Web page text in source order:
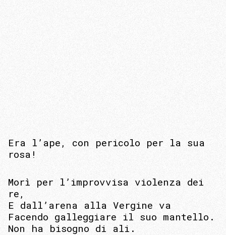
Era l’ape, con pericolo per la sua
rosa!
Morì per l’improvvisa violenza dei
re,
E dall’arena alla Vergine va
Facendo galleggiare il suo mantello.
Non ha bisogno di ali.